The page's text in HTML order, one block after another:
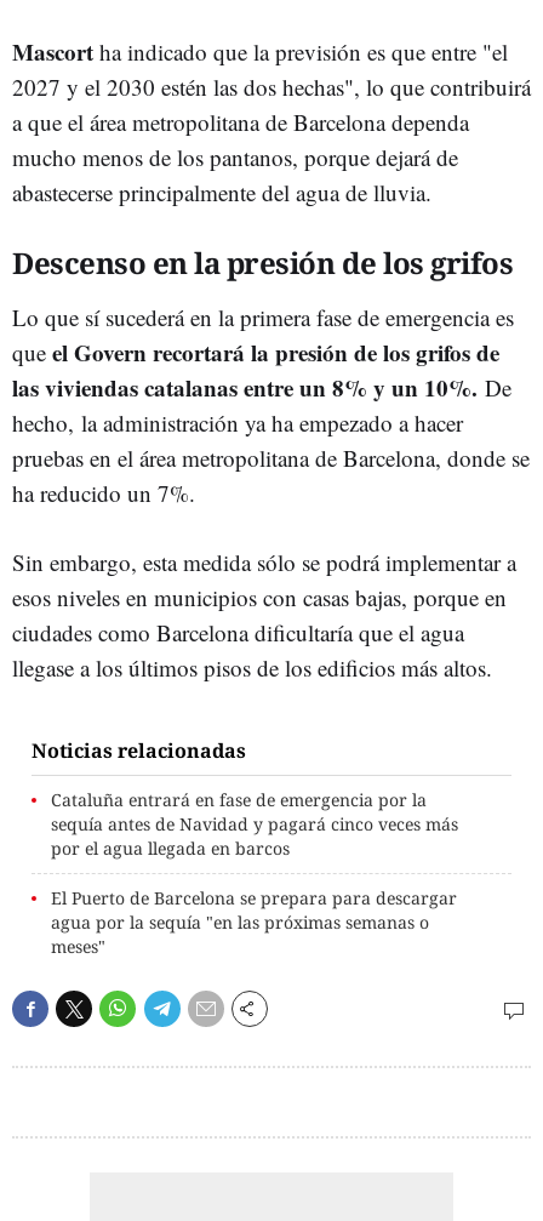
Mascort ha indicado que la previsión es que entre "el
2027 y el 2030 estén las dos hechas", lo que contribuirá
a que el área metropolitana de Barcelona dependa
mucho menos de los pantanos, porque dejará de
abastecerse principalmente del agua de lluvia.
Descenso en la presión de los grifos
Lo que sí sucederá en la primera fase de emergencia es
que el Govern recortará la presión de los grifos de
las viviendas catalanas entre un 8% y un 10%. De
hecho, la administración ya ha empezado a hacer
pruebas en el área metropolitana de Barcelona, donde se
ha reducido un 7%.
Sin embargo, esta medida sólo se podrá implementar a
esos niveles en municipios con casas bajas, porque en
ciudades como Barcelona dificultaría que el agua
llegase a los últimos pisos de los edificios más altos.
Noticias relacionadas
Cataluña entrará en fase de emergencia por la
sequía antes de Navidad y pagará cinco veces más
por el agua llegada en barcos
El Puerto de Barcelona se prepara para descargar
agua por la sequía "en las próximas semanas o
meses"